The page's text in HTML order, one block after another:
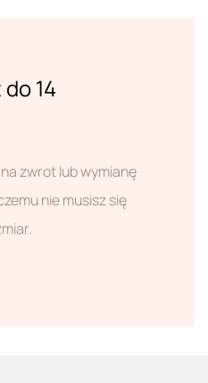
14
zwrot lub wymianę
nie musisz się